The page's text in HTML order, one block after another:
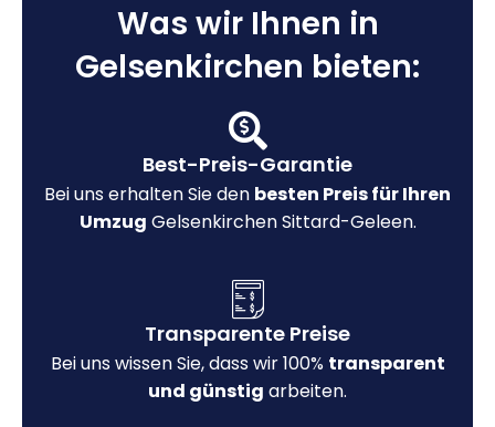
Was wir Ihnen in
Gelsenkirchen bieten:
Best-Preis-Garantie
Bei uns erhalten Sie den besten Preis für Ihren
Umzug Gelsenkirchen Sittard-Geleen.
Transparente Preise
Bei uns wissen Sie, dass wir 100% transparent
und günstig arbeiten.